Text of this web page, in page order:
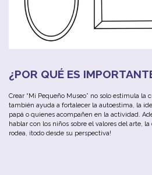
¿POR QUÉ ES
Crear “Mi Pequeño Museo” no solo estimula la
también ayuda a fortalecer la autoestima, la
papá o quienes acompañen en la actividad.
hablar con los niños sobre el valores del arte,
rodea, ¡todo desde su perspectiva!